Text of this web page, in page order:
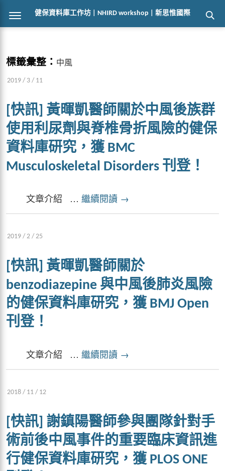
健保資料庫工作坊 | NHIRD workshop | 新思惟國際
標籤彙整： 中風
2019 / 3 / 11
[快訊] 黃暉凱醫師關於中風後族群
使用利尿劑與脊椎骨折風險的健保
資料庫研究，獲 BMC
Musculoskeletal Disorders 刊登！
文章介紹 … 繼續閱讀 →
2019 / 2 / 25
[快訊] 黃暉凱醫師關於
benzodiazepine 與中風後肺炎風險
的健保資料庫研究，獲 BMJ Open
刊登！
文章介紹 … 繼續閱讀 →
2018 / 11 / 12
[快訊] 謝鎮陽醫師參與團隊針對手
術前後中風事件的重要臨床資訊進
行健保資料庫研究，獲 PLOS ONE